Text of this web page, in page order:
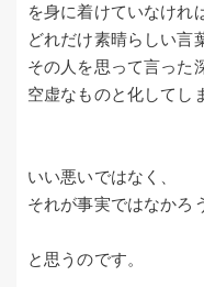
を身に着けていなけれ
どれだけ素晴らしい言
その人を思って言った
空虚なものと化してし
いい悪いではなく、
それが事実ではなかろ
と思うのです。